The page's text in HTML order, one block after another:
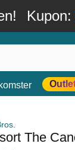
Kupon:
The